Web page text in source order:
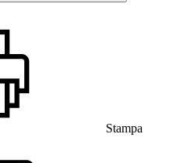
Stampa